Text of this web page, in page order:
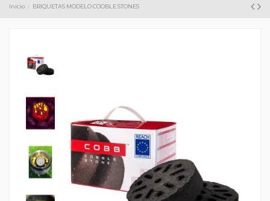
Inicio BRIQUETAS MODELO COOBLE STONES